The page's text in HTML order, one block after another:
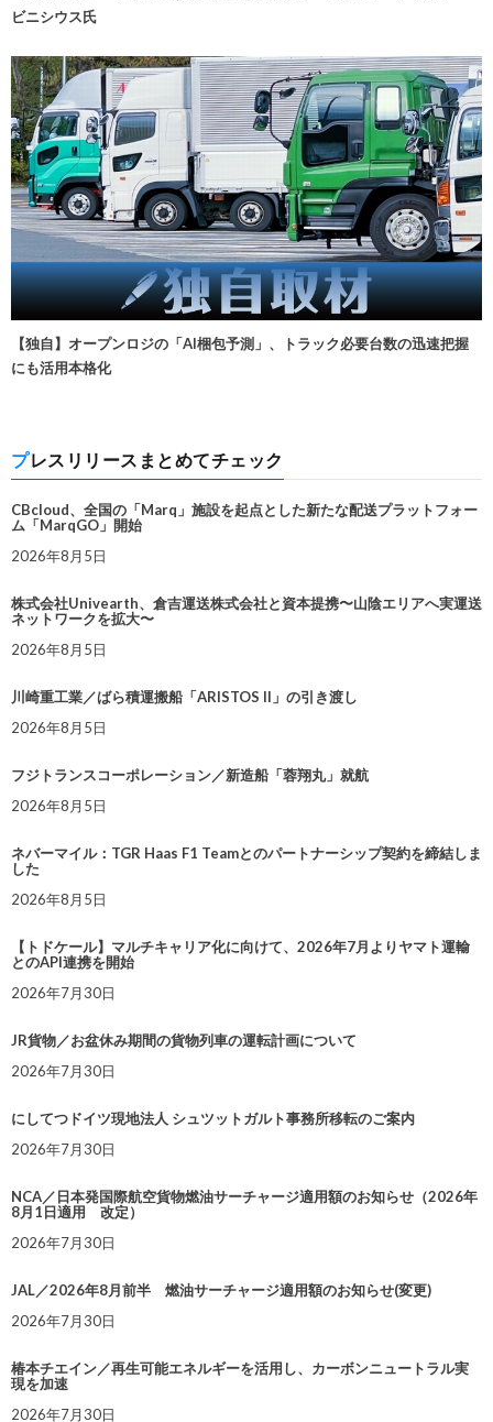
ビニシウス氏
【独自】オープンロジの「AI梱包予測」、トラック必要台数の迅速把握
にも活用本格化
プレスリリースまとめてチェック
CBcloud、全国の「Marq」施設を起点とした新たな配送プラットフォー
ム「MarqGO」開始
2026年8月5日
株式会社Univearth、倉吉運送株式会社と資本提携〜山陰エリアへ実運送
ネットワークを拡大〜
2026年8月5日
川崎重工業／ばら積運搬船「ARISTOS II」の引き渡し
2026年8月5日
フジトランスコーポレーション／新造船「蓉翔丸」就航
2026年8月5日
ネバーマイル：TGR Haas F1 Teamとのパートナーシップ契約を締結しま
した
2026年8月5日
【トドケール】マルチキャリア化に向けて、2026年7月よりヤマト運輸
とのAPI連携を開始
2026年7月30日
JR貨物／お盆休み期間の貨物列車の運転計画について
2026年7月30日
にしてつドイツ現地法人 シュツットガルト事務所移転のご案内
2026年7月30日
NCA／日本発国際航空貨物燃油サーチャージ適用額のお知らせ（2026年
8月1日適用 改定）
2026年7月30日
JAL／2026年8月前半 燃油サーチャージ適用額のお知らせ(変更)
2026年7月30日
椿本チエイン／再生可能エネルギーを活用し、カーボンニュートラル実
現を加速
2026年7月30日